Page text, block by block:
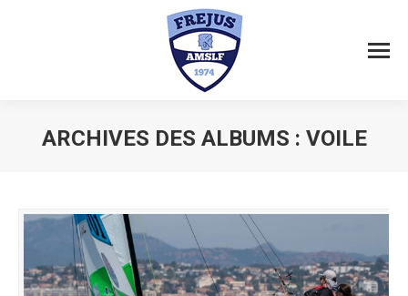
ARCHIVES DES ALBUMS : VOILE